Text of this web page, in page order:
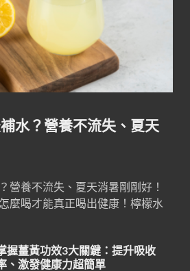
水？營養不流失、夏天
營養不流失、夏天消暑剛剛好！
麼喝才能真正喝出健康！檸檬水
握薑黃功效3大關鍵：提升吸收
、激發健康力超簡單